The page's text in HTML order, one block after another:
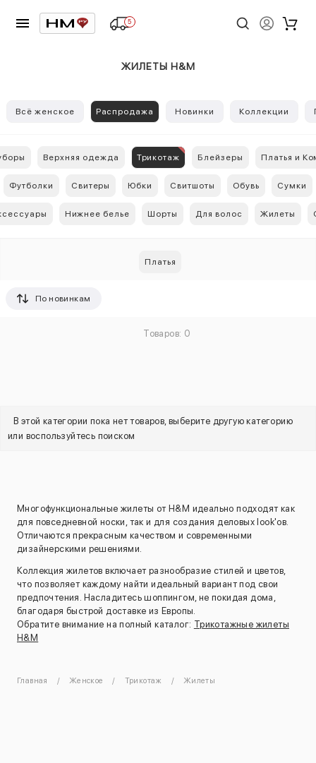
5
ЖИЛЕТЫ H&M
Всё женское Распродажа Новинки Коллекции
Верхняя одежда Трикотаж Блейзеры Платья и
Футболки Свитеры Юбки Свитшоты Обувь Сумки
Нижнее белье Шорты Для волос Жилеты
Платья
По новинкам
Товаров: 0
В этой категории пока нет товаров, выберите другую категорию
или воспользуйтесь поиском
Многофункциональные жилеты от H&M идеально подходят как
для повседневной носки, так и для создания деловых look'ов.
Отличаются прекрасным качеством и современными
дизайнерскими решениями.
Коллекция жилетов включает разнообразие стилей и цветов,
что позволяет каждому найти идеальный вариант под свои
предпочтения. Насладитесь шоппингом, не покидая дома,
благодаря быстрой доставке из Европы.
Обратите внимание на полный каталог: Трикотажные жилеты
H&M
Главная Женское Трикотаж Жилеты